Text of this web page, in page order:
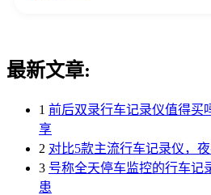
最新文章:
1 前后双录行车记录仪值得买
享
2 对比5款主流行车记录仪，
3 号称全天停车监控的行车记
患